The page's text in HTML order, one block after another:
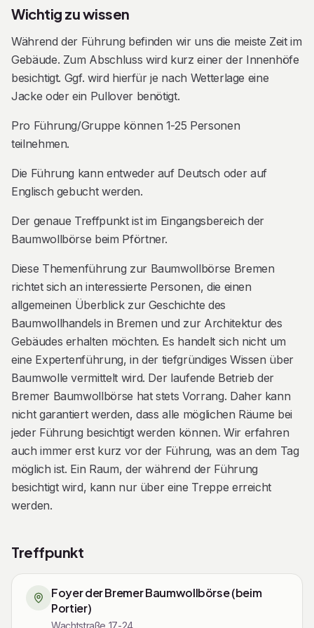
Zwischendurch habt ihr die Möglichkeit verschiedene
Baumwollproben zu ertasten und die Unterschiede
wahrzunehmen.
Das historische Kontorhaus – ein Denkmal der
Geschichte
Das beeindruckende Gebäude der Bremer
Baumwollbörse, das der renommierten Bremer Architekt
Johann Georg Poppe entworfen hatte, wurde 1902
eingeweiht und steht heute unter Denkmalschutz.
kunstvollen Mosaike im Eingangsbereich, die imposanten
Treppenaufgänge aus Marmor mit reich verzierten
Geländern, einen der Innenhöfe, die zwei historischen
Sitzungssäle mit ihrer besonderen Atmosphäre und den
sogenannten Arbitrageraum, in dem
Baumwollreferenzmaterial aus mehr als 40 Ländern
lagert. Dieses dient bei Faserprüfungen dazu, die Qualität
gelieferter Baumwollproben mit Referenzmustern des
Ursprungs zu vergleichen. Zudem sorgt modernes
Laborequipment bei der Prüfung von Baumwollproben
zur Sicherstellung eines reibungslosen Handels. Als
krönenden Abschluss genießt ihr in der Regel den
Ausblick vom Turmzimmer direkt auf den Bremer
Marktplatz, auch bekannt als „Bremens gute Stube“.
Wichtige Hinweise zur Führung
richtet sich an interessierte Personen, die einen
allgemeinen Überblick zur Geschichte des
Baumwollhandels in Bremen und zur Architektur des
Gebäudes erhalten möchten. Es handelt sich nicht um
Wichtig zu wissen
Während der Führung befinden wir uns die meiste Zeit im
Gebäude. Zum Abschluss wird kurz einer der Innenhöfe
besichtigt. Ggf. wird hierfür je nach Wetterlage eine
Jacke oder ein Pullover benötigt.
Pro Führung/Gruppe können 1-25 Personen
teilnehmen.
Die Führung kann entweder auf Deutsch oder auf
Englisch gebucht werden.
Der genaue Treffpunkt ist im Eingangsbereich der
Baumwollbörse beim Pförtner.
Diese Themenführung zur Baumwollbörse Bremen
richtet sich an interessierte Personen, die einen
allgemeinen Überblick zur Geschichte des
Baumwollhandels in Bremen und zur Architektur des
Gebäudes erhalten möchten. Es handelt sich nicht um
eine Expertenführung, in der tiefgründiges Wissen über
Baumwolle vermittelt wird. Der laufende Betrieb der
Bremer Baumwollbörse hat stets Vorrang. Daher kann
nicht garantiert werden, dass alle möglichen Räume bei
jeder Führung besichtigt werden können. Wir erfahren
auch immer erst kurz vor der Führung, was an dem Tag
möglich ist. Ein Raum, der während der Führung
besichtigt wird, kann nur über eine Treppe erreicht
werden.
Treffpunkt
Foyer der Bremer Baumwollbörse (beim
Portier)
Wachtstraße 17-24